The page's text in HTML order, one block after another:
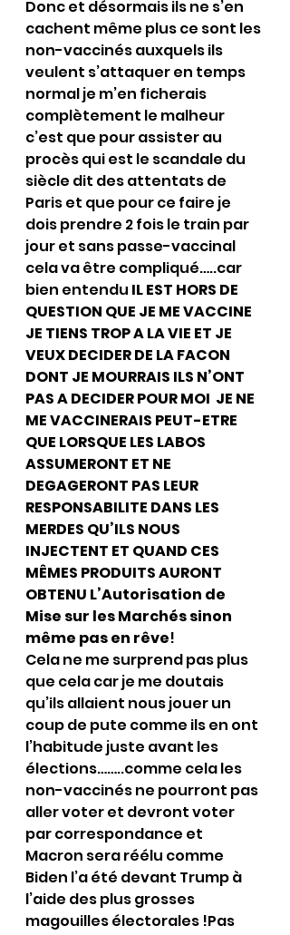
Donc et désormais ils ne s’en
cachent même plus ce sont les
non-vaccinés auxquels ils
veulent s’attaquer en temps
normal je m’en ficherais
complètement le malheur
c’est que pour assister au
procès qui est le scandale du
siècle dit des attentats de
Paris et que pour ce faire je
dois prendre 2 fois le train par
jour et sans passe-vaccinal
cela va être compliqué…..car
bien entendu IL EST HORS DE
QUESTION QUE JE ME VACCINE
JE TIENS TROP A LA VIE ET JE
VEUX DECIDER DE LA FACON
DONT JE MOURRAIS ILS N’ONT
PAS A DECIDER POUR MOI  JE NE
ME VACCINERAIS PEUT-ETRE
QUE LORSQUE LES LABOS
ASSUMERONT ET NE
DEGAGERONT PAS LEUR
RESPONSABILITE DANS LES
MERDES QU’ILS NOUS
INJECTENT ET QUAND CES
MÊMES PRODUITS AURONT
OBTENU L’Autorisation de
Mise sur les Marchés sinon
même pas en rêve!
Cela ne me surprend pas plus
que cela car je me doutais
qu’ils allaient nous jouer un
coup de pute comme ils en ont
l’habitude juste avant les
élections……..comme cela les
non-vaccinés ne pourront pas
aller voter et devront voter
par correspondance et
Macron sera réélu comme
Biden l’a été devant Trump à
l’aide des plus grosses
magouilles électorales !Pas